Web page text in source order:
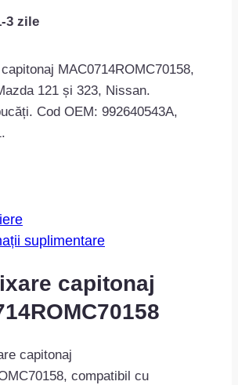
3 zile
MAC0714ROMC70158,
121 și 323, Nissan.
Cod OEM: 992640543A,
suplimentare
capitonaj
capitonaj
compatibil cu